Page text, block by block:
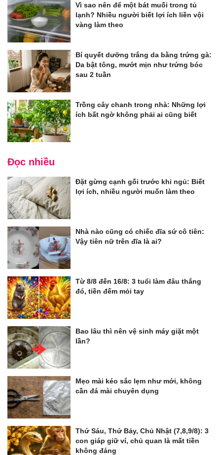
Vì sao nên để một bát muối trong tủ
lạnh? Nhiều người biết lợi ích liền vội
vàng làm theo
Bí quyết dưỡng trắng da bằng trứng gà:
Da bật tông, mướt mịn như trứng bóc
sau 2 tuần
Trồng cây chanh trong nhà: Những lợi
ích bất ngờ không phải ai cũng biết
Đọc nhiều
Đặt gừng cạnh gối trước khi ngủ: Biết
lợi ích, nhiều người muốn làm theo
Nhà nào cũng có chiếc đĩa sứ cô tiên:
Vậy tiên nữ trên đĩa là ai?
Từ 8/8 đến 16/8: 3 tuổi làm đâu thắng
đó, tiền đếm mỏi tay
Bao lâu thì nên vệ sinh máy giặt một
lần?
Mẹo mài kéo sắc lẹm như mới, không
cần đá mài chuyên dụng
Thứ Sáu, Thứ Bảy, Chủ Nhật (7,8,9/8): 3
con giáp giữ ví, chủ quan là mất tiền
không đáng